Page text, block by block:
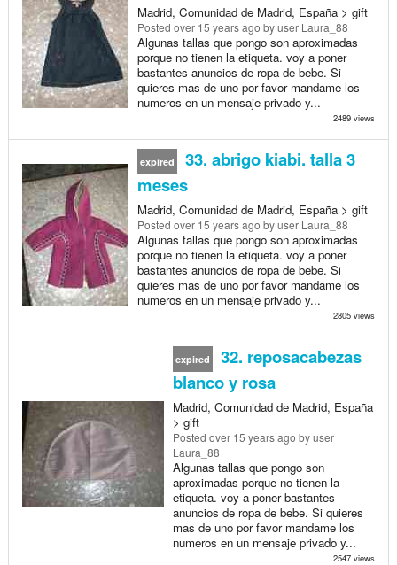
Madrid, Comunidad de Madrid, España > gift
Posted over 15 years ago by user Laura_88
Algunas tallas que pongo son aproximadas
porque no tienen la etiqueta. voy a poner
bastantes anuncios de ropa de bebe. Si
quieres mas de uno por favor mandame los
numeros en un mensaje privado y...
2489 views
expired
33. abrigo kiabi. talla 3
meses
Madrid, Comunidad de Madrid, España > gift
Posted over 15 years ago by user Laura_88
Algunas tallas que pongo son aproximadas
porque no tienen la etiqueta. voy a poner
bastantes anuncios de ropa de bebe. Si
quieres mas de uno por favor mandame los
numeros en un mensaje privado y...
2805 views
expired
32. reposacabezas
blanco y rosa
Madrid, Comunidad de Madrid, España
> gift
Posted over 15 years ago by user
Laura_88
Algunas tallas que pongo son
aproximadas porque no tienen la
etiqueta. voy a poner bastantes
anuncios de ropa de bebe. Si quieres
mas de uno por favor mandame los
numeros en un mensaje privado y...
2547 views